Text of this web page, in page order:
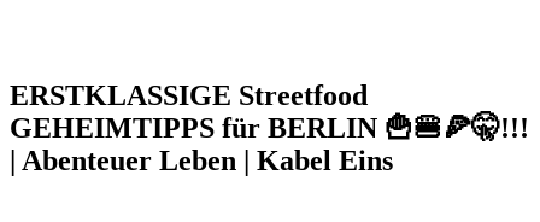
ERSTKLASSIGE Streetfood
GEHEIMTIPPS für BERLIN 🍟​🍔​🍕​🤫​!!!
| Abenteuer Leben | Kabel Eins